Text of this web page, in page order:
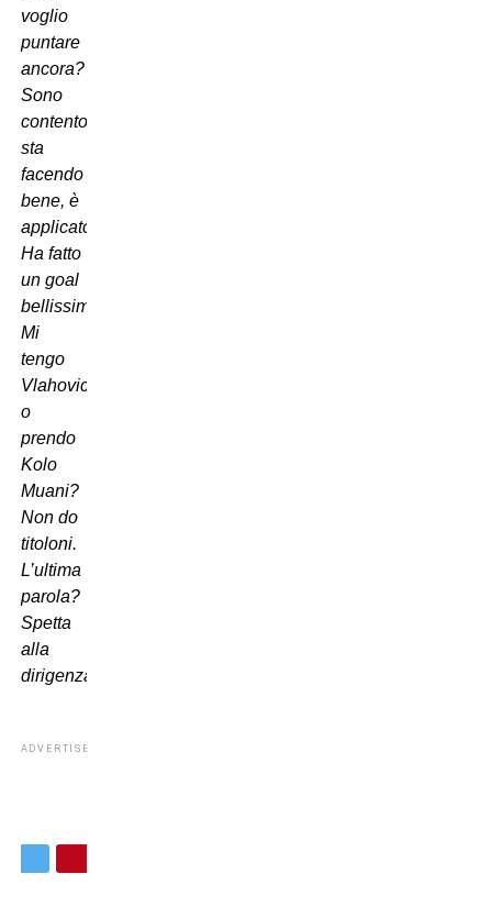
voglio
puntare
ancora?
Sono
contento,
sta
facendo
bene, è
applicato.
Ha fatto
un goal
bellissimo.
Mi
tengo
Vlahovic
o
prendo
Kolo
Muani?
Non do
titoloni.
L’ultima
parola?
Spetta
alla
dirigenza!”
ADVERTISEMENT